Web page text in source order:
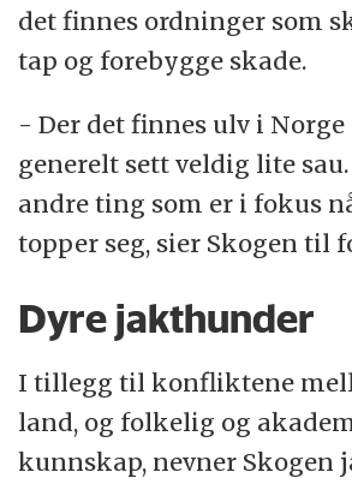
det finnes ordninger som
tap og forebygge skade.
- Der det finnes ulv i Norge
generelt sett veldig lite
andre ting som er i fokus
topper seg, sier Skogen til
Dyre jakthunder
I tillegg til konfliktene
land, og folkelig og
kunnskap, nevner Skogen